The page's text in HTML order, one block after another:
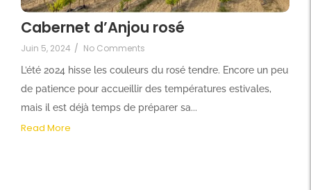
Cabernet d’Anjou rosé
Juin 5, 2024 / No Comments
L’été 2024 hisse les couleurs du rosé tendre. Encore un peu
de patience pour accueillir des températures estivales,
mais il est déjà temps de préparer sa...
Read More